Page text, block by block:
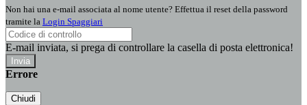
Non hai una e-mail associata al nome utente? Effettua il reset della password
tramite la Login Spaggiari
E-mail inviata, si prega di controllare la casella di posta elettronica!
Errore
Chiudi